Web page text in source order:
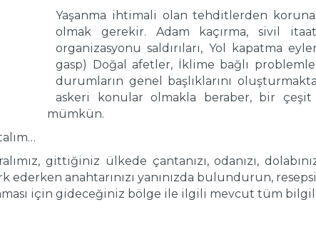
Yaşanma ihtimali olan tehditlerden
olmak gerekir. Adam kaçırma, sivil
organizasyonu saldırıları, Yol kapatma
gasp) Doğal afetler, İklime bağlı
durumların genel başlıklarını
askeri konular olmakla beraber, bir çeşit
mümkün.
gittiğiniz ülkede çantanızı, odanızı,
ederken anahtarınızı yanınızda bulundurun,
için gideceğiniz bölge ile ilgili mevcut tüm